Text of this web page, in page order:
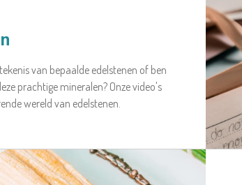
van bepaalde edelstenen of ben
prachtige mineralen? Onze video's
wereld van edelstenen.